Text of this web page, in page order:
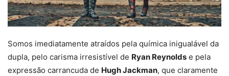
Somos imediatamente atraídos pela química inigualável da
dupla, pelo carisma irresistível de Ryan Reynolds e pela
expressão carrancuda de Hugh Jackman, que claramente